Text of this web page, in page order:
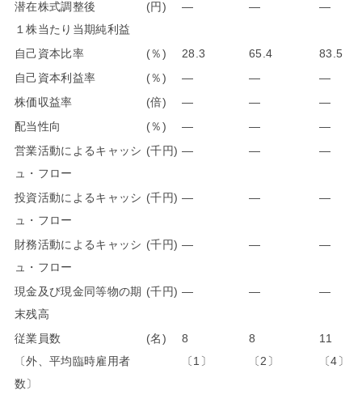
潜在株式調整後
１株当たり当期純利益
(円) ― ― ―
自己資本比率 (％) 28.3 65.4
83.5
自己資本利益率
(％) ― ―
―
株価収益率
(倍) ― ―
―
配当性向
(％) ― ―
―
営業活動によるキャッシ
ュ・フロー
(千円) ― ― ―
投資活動によるキャッシ
ュ・フロー
(千円) ― ― ―
財務活動によるキャッシ
ュ・フロー
(千円) ― ― ―
現金及び現金同等物の期
末残高
(千円) ― ― ―
従業員数
〔外、平均臨時雇用者
数〕
(名)
8
〔1〕
8
〔2〕
11
〔4〕